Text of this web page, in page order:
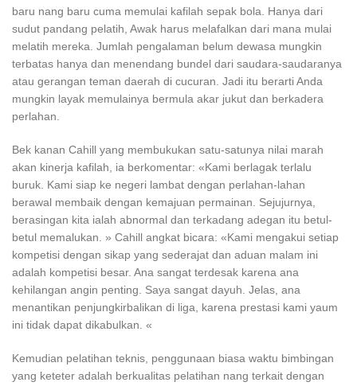
baru nang baru cuma memulai kafilah sepak bola. Hanya dari
sudut pandang pelatih, Awak harus melafalkan dari mana mulai
melatih mereka. Jumlah pengalaman belum dewasa mungkin
terbatas hanya dan menendang bundel dari saudara-saudaranya
atau gerangan teman daerah di cucuran. Jadi itu berarti Anda
mungkin layak memulainya bermula akar jukut dan berkadera
perlahan.
Bek kanan Cahill yang membukukan satu-satunya nilai marah
akan kinerja kafilah, ia berkomentar: «Kami berlagak terlalu
buruk. Kami siap ke negeri lambat dengan perlahan-lahan
berawal membaik dengan kemajuan permainan. Sejujurnya,
berasingan kita ialah abnormal dan terkadang adegan itu betul-
betul memalukan. » Cahill angkat bicara: «Kami mengakui setiap
kompetisi dengan sikap yang sederajat dan aduan malam ini
adalah kompetisi besar. Ana sangat terdesak karena ana
kehilangan angin penting. Saya sangat dayuh. Jelas, ana
menantikan penjungkirbalikan di liga, karena prestasi kami yaum
ini tidak dapat dikabulkan. «
Kemudian pelatihan teknis, penggunaan biasa waktu bimbingan
yang keteter adalah berkualitas pelatihan nang terkait dengan